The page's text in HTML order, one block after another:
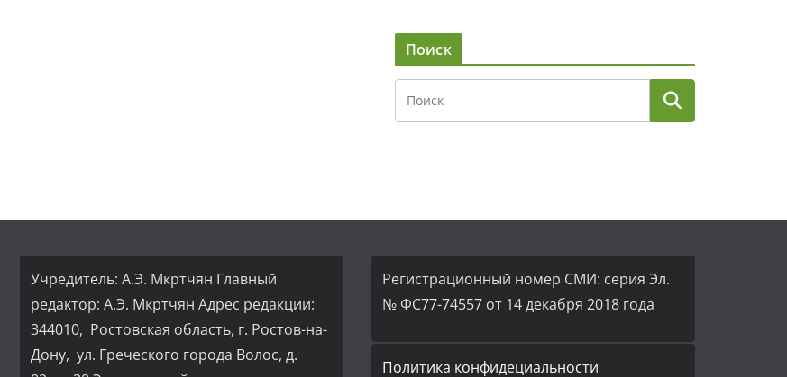
Поиск
Учредитель: А.Э. Мкртчян Главный
редактор: А.Э. Мкртчян Адрес редакции:
344010, Ростовская область, г. Ростов-на-
Дону, ул. Греческого города Волос, д.
Регистрационный номер СМИ: серия Эл.
№ ФС77-74557 от 14 декабря 2018 года
Политика конфидециальности